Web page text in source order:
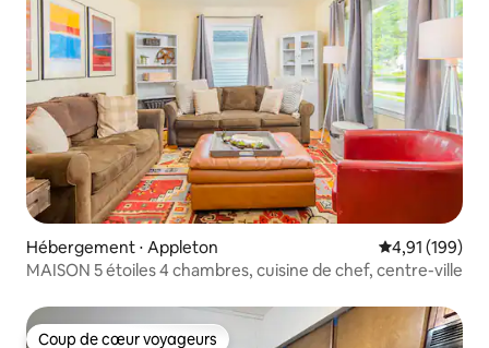
Hébergement ⋅ Appleton Évaluation
4,91 (199)
MAISON 5 étoiles 4 chambres, cuisine de chef, centre-ville
Coup de cœur voyageurs